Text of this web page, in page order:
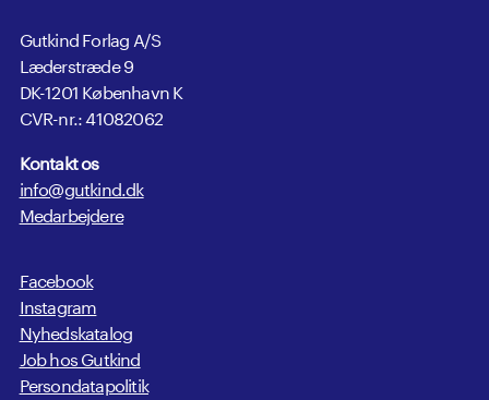
Gutkind Forlag A/S
Læderstræde 9
DK-1201 København K
CVR-nr.: 41082062
Kontakt os
info@gutkind.dk
Medarbejdere
Facebook
Instagram
Nyhedskatalog
Job hos Gutkind
Persondatapolitik